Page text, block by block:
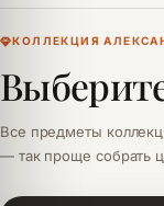
КОЛЛЕКЦИЯ
Все предметы
— так проще собрать